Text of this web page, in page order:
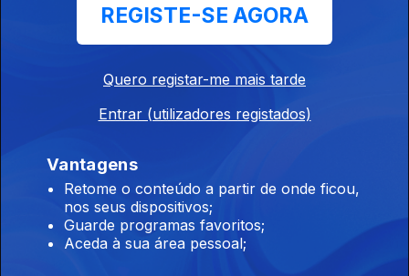
11 nov. 2025
Apresentação |
Roberto Morais
REGISTE-SE AGORA
Quero registar-me mais tarde
Entrar (utilizadores registados)
Vantagens
Retome o conteúdo a partir de onde ficou,
nos seus dispositivos;
Guarde programas favoritos;
Aceda à sua área pessoal;